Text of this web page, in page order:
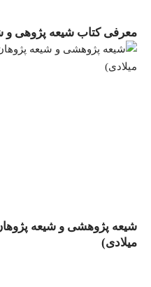
معرفی کتاب شیعه پژوهی و
میلادى)